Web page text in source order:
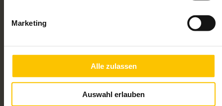
Marketing
Alle zulassen
Auswahl erlauben